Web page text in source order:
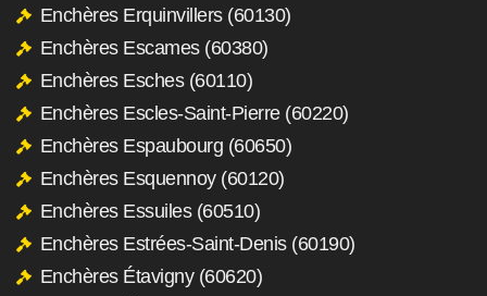
Enchères Erquinvillers (60130)
Enchères Escames (60380)
Enchères Esches (60110)
Enchères Escles-Saint-Pierre (60220)
Enchères Espaubourg (60650)
Enchères Esquennoy (60120)
Enchères Essuiles (60510)
Enchères Estrées-Saint-Denis (60190)
Enchères Étavigny (60620)